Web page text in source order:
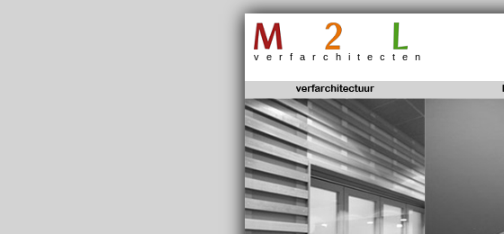
verfarchitecten